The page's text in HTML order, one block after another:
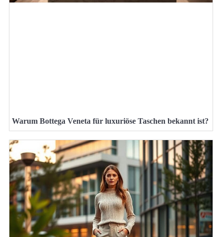
Warum Bottega Veneta für luxuriöse Taschen bekannt ist?